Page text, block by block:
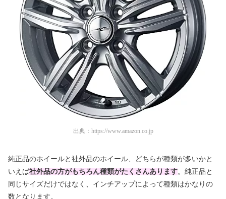
出典： https://www.amazon.co.jp
純正品のホイールと社外品のホイール、どちらが種類が多いかと
いえば社外品の方がもちろん種類がたくさんあります。純正品と
同じサイズだけではなく、インチアップによって種類はかなりの
数となります。